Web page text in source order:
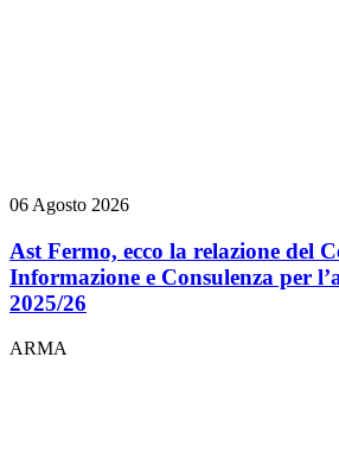
06 Agosto 2026
Ast Fermo, ecco la relazione del
Informazione e Consulenza per
2025/26
ARMA